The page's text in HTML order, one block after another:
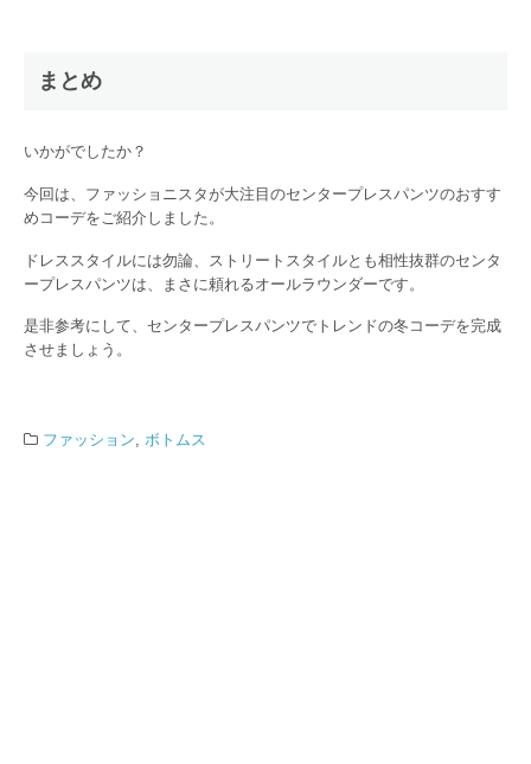
まとめ
いかがでしたか？
今回は、ファッショニスタが大注目のセンタープレスパンツのおすす
めコーデをご紹介しました。
ドレススタイルには勿論、ストリートスタイルとも相性抜群のセンタ
ープレスパンツは、まさに頼れるオールラウンダーです。
是非参考にして、センタープレスパンツでトレンドの冬コーデを完成
させましょう。
ファッション ボトムス